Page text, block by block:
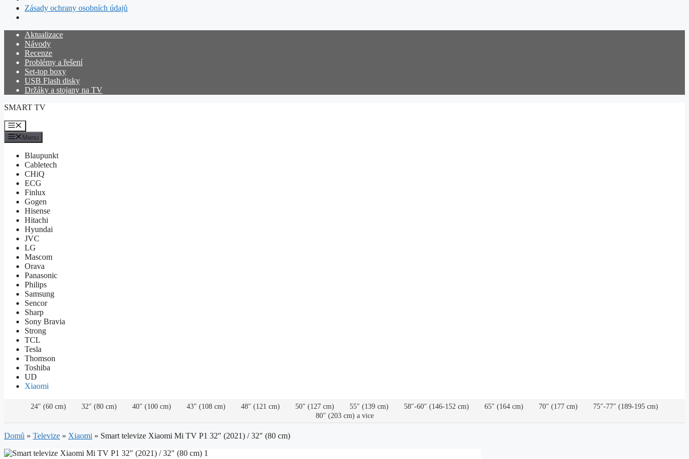
Zásady ochrany osobních údajů
Přeskočit
obsah
Aktualizace
Návody
Recenze
Problémy a řešení
Set-top boxy
USB Flash disky
Držáky a stojany na TV
SMART TV
Menu
Menu
Blaupunkt
Cabletech
CHiQ
ECG
Finlux
Gogen
Hisense
Hitachi
Hyundai
JVC
LG
Mascom
Orava
Panasonic
Philips
Samsung
Sencor
Sharp
Sony Bravia
Strong
TCL
Tesla
Thomson
Toshiba
UD
Xiaomi
24″ (60 cm) 32″ (80 cm) 40″ (100 cm) 43″ (108 cm) 48″ (121 cm) 50″ (127 cm) 55″ (139 cm) 58″-60″ (146-152 cm) 65″ (164 cm) 70″ (177 cm)
75″-77″ (189-195 cm)
80″ (203 cm) a vice
Domů » Televize » Xiaomi » Smart televize Xiaomi Mi TV P1 32″ (2021) / 32″ (80 cm)